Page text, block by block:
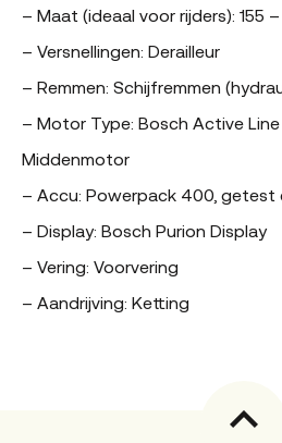
– Maat (ideaal voor rijders): 155 –
– Versnellingen: Derailleur
– Remmen: Schijfremmen
– Motor Type: Bosch Active Line
Middenmotor
– Accu: Powerpack 400, getest
– Display: Bosch Purion Display
– Vering: Voorvering
– Aandrijving: Ketting